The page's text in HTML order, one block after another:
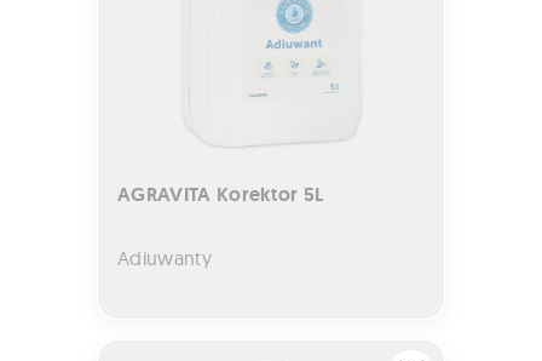
AGRAVITA Korektor 5L
Adiuwanty